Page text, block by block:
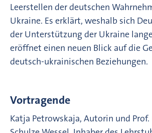
Leerstellen der deutschen
Ukraine. Es erklärt, weshalb sich
der Unterstützung der Ukraine
eröffnet einen neuen Blick auf die
deutsch-ukrainischen Beziehungen.
Vortragende
Katja Petrowskaja, Autorin und